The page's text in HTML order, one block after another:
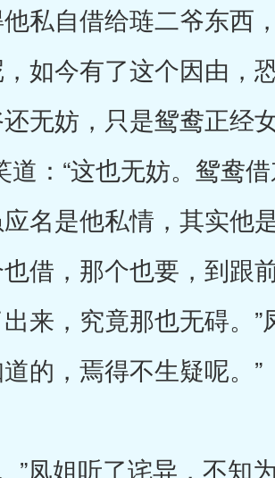
私自借给琏二爷东西
如今有了这个因由，
无妨，只是鸳鸯正经
：“这也无妨。鸳鸯
名是他私情，其实他
借，那个也要，到跟
来，究竟那也无碍。”
的，焉得不生疑呢。”
姐听了诧异，不知